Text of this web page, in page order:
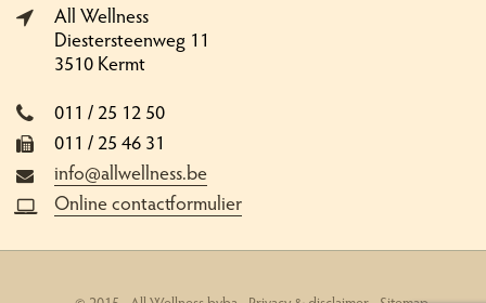
All Wellness
Diestersteenweg 11
3510 Kermt
011 / 25 12 50
011 / 25 46 31
info@allwellness.be
Online contactformulier